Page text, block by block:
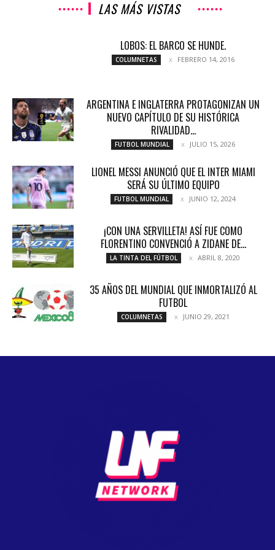
LAS MÁS VISTAS
LOBOS: EL BARCO SE HUNDE.
COLUMNETAS FEBRERO 14, 2016
ARGENTINA E INGLATERRA PROTAGONIZAN UN
NUEVO CAPÍTULO DE SU HISTÓRICA
RIVALIDAD...
FUTBOL MUNDIAL JULIO 15, 2026
LIONEL MESSI ANUNCIÓ QUE EL INTER MIAMI
SERÁ SU ÚLTIMO EQUIPO
FUTBOL MUNDIAL JUNIO 12, 2024
¡CON UNA SERVILLETA! ASÍ FUE COMO
FLORENTINO CONVENCIÓ A ZIDANE DE...
LA TINTA DEL FÚTBOL ABRIL 8, 2020
35 AÑOS DEL MUNDIAL QUE INMORTALIZÓ AL
FUTBOL
COLUMNETAS JUNIO 29, 2021